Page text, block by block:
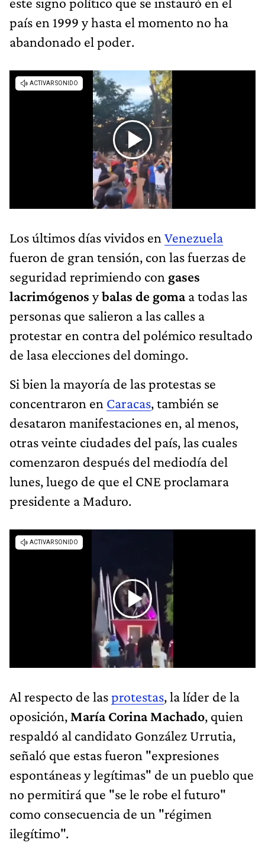
país en 1999 y hasta el momento no ha
abandonado el poder.
Los últimos días vividos en Venezuela
fueron de gran tensión, con las fuerzas de
seguridad reprimiendo con gases
lacrimógenos ybalas de gomaa todas las
personas que salieron a las calles a
protestar en contra del polémico resultado
de lasa elecciones del domingo.
Si bien la mayoría de las protestas se
concentraron en Caracas, también se
desataron manifestaciones en, al menos,
otras veinte ciudades del país, las cuales
comenzaron después del mediodía del
lunes, luego de que el CNE proclamara
presidente a Maduro.
Al respecto de lasprotestas, la líder de la
oposición, María Corina Machado, quien
respaldó al candidato González Urrutia,
señaló que estas fueron "expresiones
espontáneas y legítimas" de un pueblo que
no permitirá que "se le robe el futuro"
como consecuencia de un "régimen
ilegítimo".